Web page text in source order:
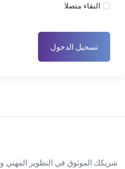
البقاء متصلا
تسجيل الدخول
شريكك الموثوق في التطوير المهني